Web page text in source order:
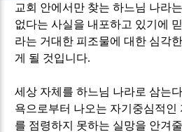
교회 안에서만 찾는 하느님 나라
없다는 사실을 내포하고 있기에
라는 거대한 피조물에 대한 심각
게 될 것입니다.
세상 자체를 하느님 나라로 삼는
욕으로부터 나오는 자기중심적인
를 점령하지 못하는 실망을 안겨